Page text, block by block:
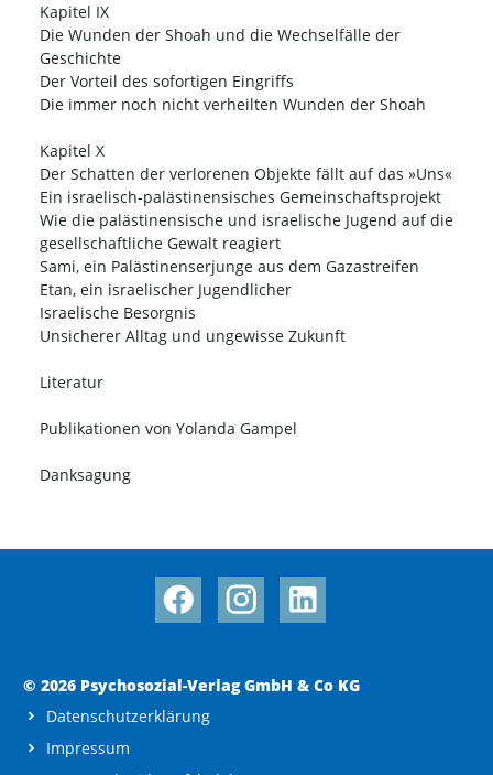
Kapitel IX
Die Wunden der Shoah und die Wechselfälle der
Geschichte
Der Vorteil des sofortigen Eingriffs
Die immer noch nicht verheilten Wunden der Shoah
Kapitel X
Der Schatten der verlorenen Objekte fällt auf das »Uns«
Ein israelisch-palästinensisches Gemeinschaftsprojekt
Wie die palästinensische und israelische Jugend auf die
gesellschaftliche Gewalt reagiert
Sami, ein Palästinenserjunge aus dem Gazastreifen
Etan, ein israelischer Jugendlicher
Israelische Besorgnis
Unsicherer Alltag und ungewisse Zukunft
Literatur
Publikationen von Yolanda Gampel
Danksagung
© 2026 Psychosozial-Verlag GmbH & Co KG
Datenschutzerklärung
Impressum